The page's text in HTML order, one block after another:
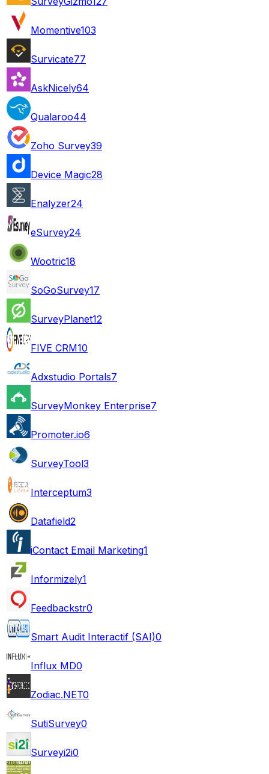
Momentive103
Survicate77
AskNicely64
Qualaroo44
Zoho Survey39
Device Magic28
Enalyzer24
eSurvey24
Wootric18
SoGoSurvey17
SurveyPlanet12
FIVE CRM10
Adxstudio Portals7
SurveyMonkey Enterprise7
Promoter.io6
SurveyTool3
Interceptum3
Datafield2
iContact Email Marketing1
Informizely1
Feedbackstr0
Smart Audit Interactif (SAI)0
Influx MD0
Zodiac.NET0
SutiSurvey0
Surveyi2i0